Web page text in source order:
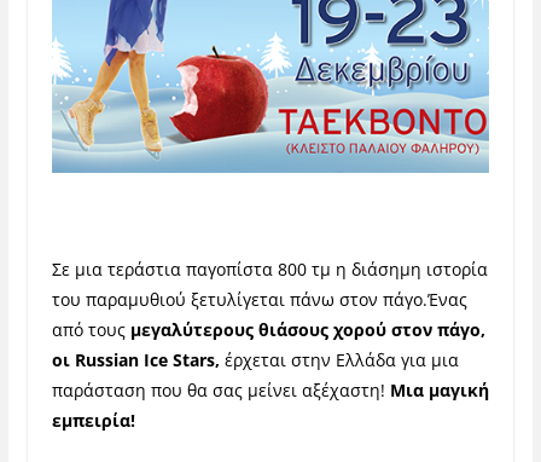
Σε μια τεράστια παγοπίστα 800 τμ η διάσημη ιστορία
του παραμυθιού ξετυλίγεται πάνω στον πάγο.Ένας
από τους μεγαλύτερους θιάσους χορού στον πάγο,
οι Russian Ice Stars, έρχεται στην Ελλάδα για μια
παράσταση που θα σας μείνει αξέχαστη! Μια μαγική
εμπειρία!